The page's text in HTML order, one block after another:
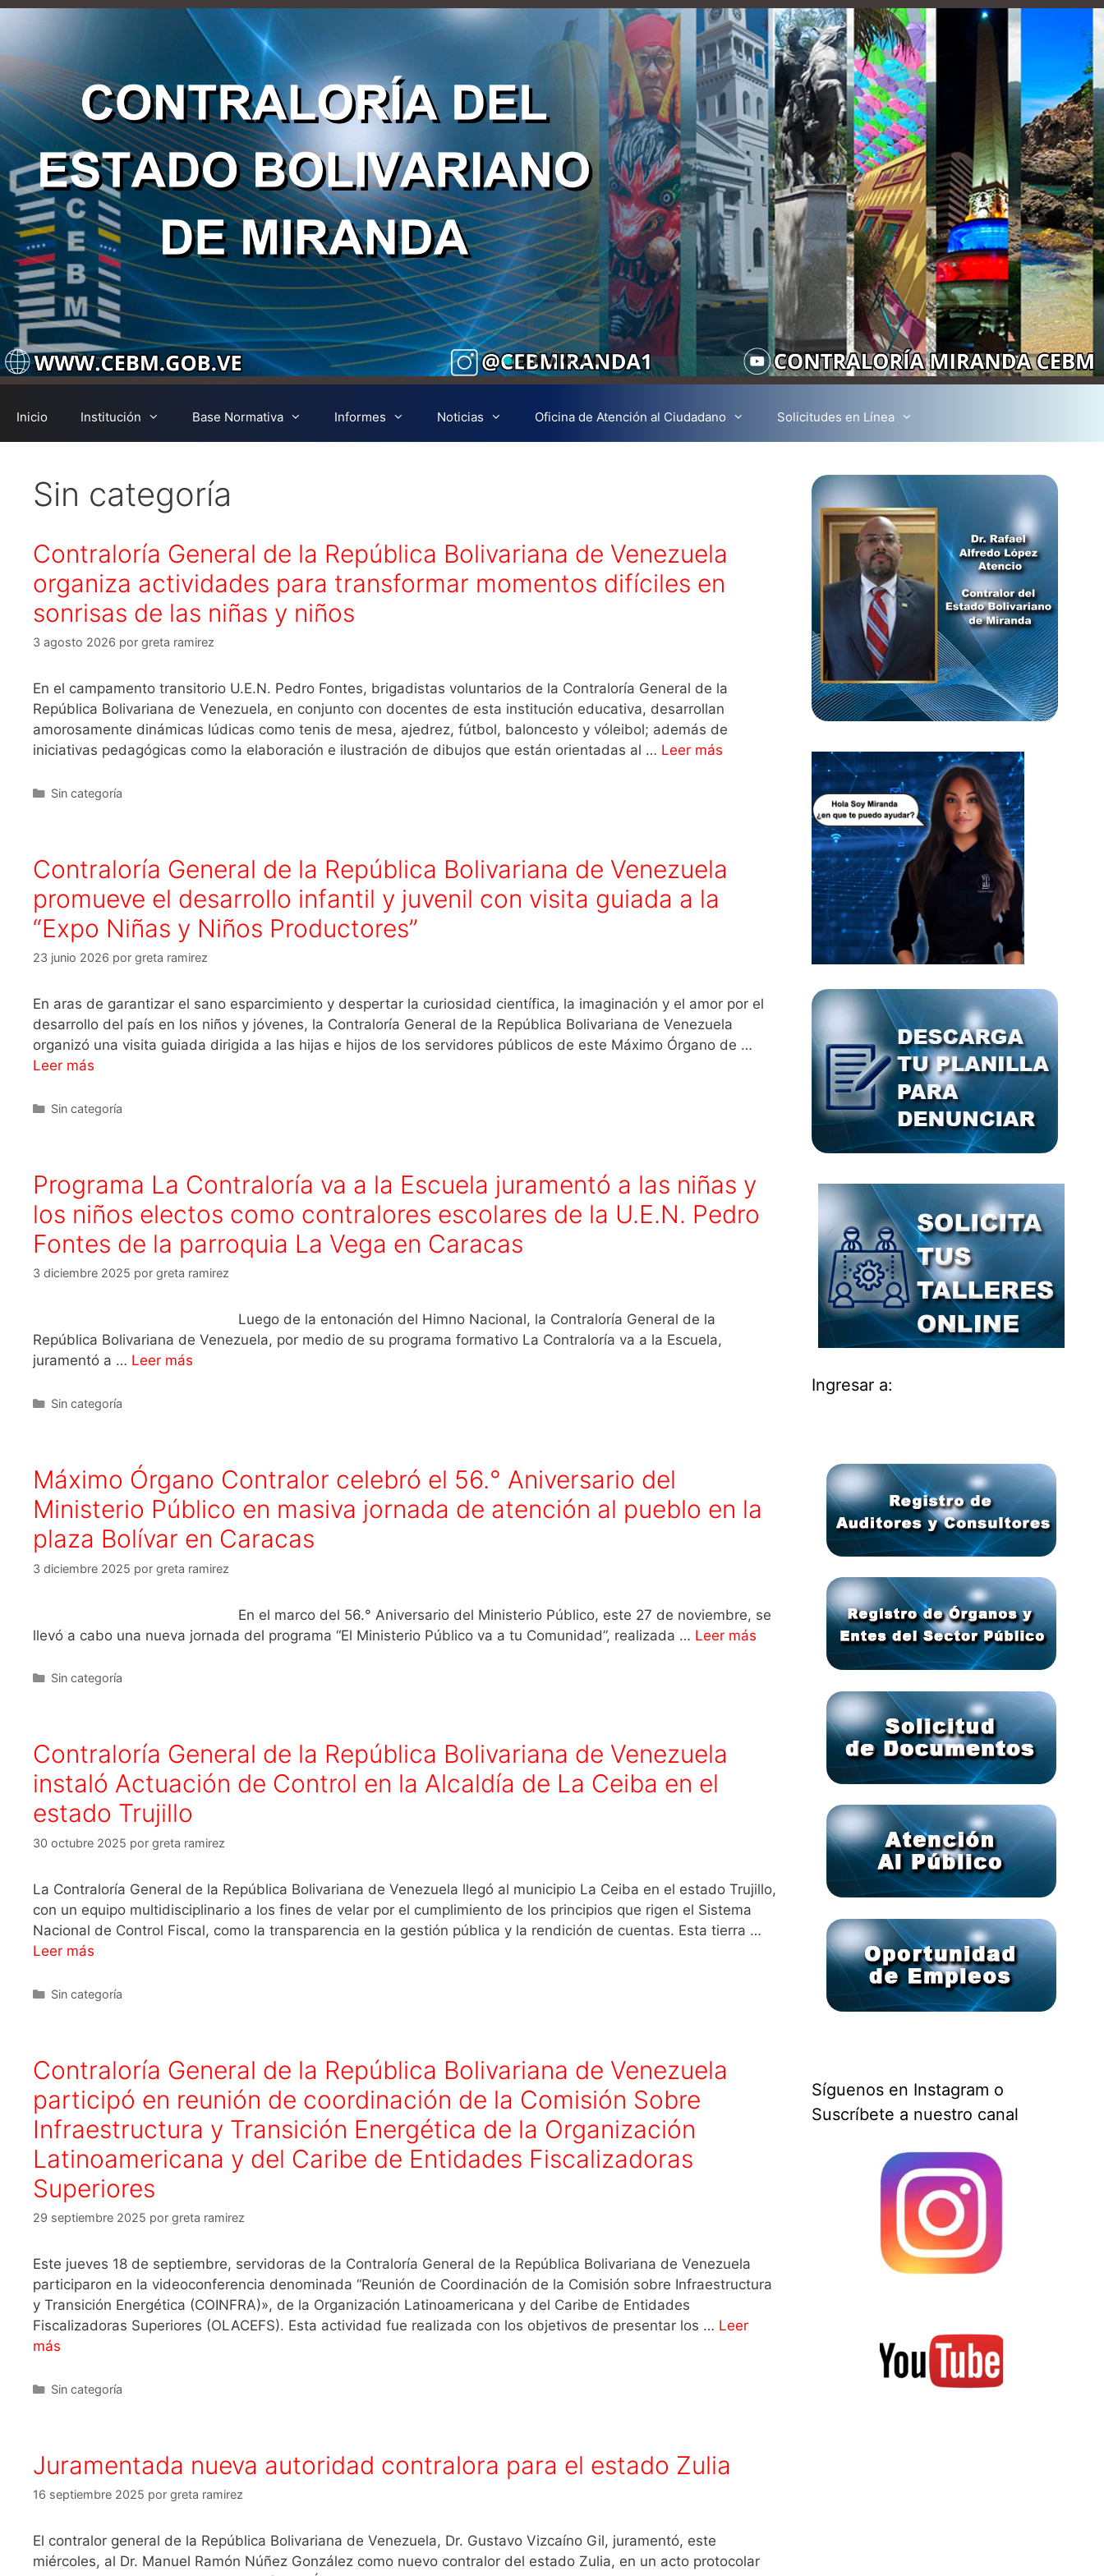
Inicio Institución Base Normativa Informes Noticias Oficina de Atención al Ciudadano Solicitudes en Línea
Sin categoría
Contraloría General de la República Bolivariana de Venezuela
organiza actividades para transformar momentos difíciles en
sonrisas de las niñas y niños
3 agosto 2026 por greta ramirez
En el campamento transitorio U.E.N. Pedro Fontes, brigadistas voluntarios de la Contraloría General de la
República Bolivariana de Venezuela, en conjunto con docentes de esta institución educativa, desarrollan
amorosamente dinámicas lúdicas como tenis de mesa, ajedrez, fútbol, baloncesto y vóleibol; además de
iniciativas pedagógicas como la elaboración e ilustración de dibujos que están orientadas al … Leer más
Sin categoría
Contraloría General de la República Bolivariana de Venezuela
promueve el desarrollo infantil y juvenil con visita guiada a la
“Expo Niñas y Niños Productores”
23 junio 2026 por greta ramirez
En aras de garantizar el sano esparcimiento y despertar la curiosidad científica, la imaginación y el amor por el
desarrollo del país en los niños y jóvenes, la Contraloría General de la República Bolivariana de Venezuela
organizó una visita guiada dirigida a las hijas e hijos de los servidores públicos de este Máximo Órgano de …
Leer más
Sin categoría
Programa La Contraloría va a la Escuela juramentó a las niñas y
los niños electos como contralores escolares de la U.E.N. Pedro
Fontes de la parroquia La Vega en Caracas
3 diciembre 2025 por greta ramirez
Luego de la entonación del Himno Nacional, la Contraloría General de la
República Bolivariana de Venezuela, por medio de su programa formativo La Contraloría va a la Escuela,
juramentó a … Leer más
Sin categoría
Máximo Órgano Contralor celebró el 56.° Aniversario del
Ministerio Público en masiva jornada de atención al pueblo en la
plaza Bolívar en Caracas
3 diciembre 2025 por greta ramirez
En el marco del 56.° Aniversario del Ministerio Público, este 27 de noviembre, se
llevó a cabo una nueva jornada del programa “El Ministerio Público va a tu Comunidad”, realizada … Leer más
Sin categoría
Contraloría General de la República Bolivariana de Venezuela
instaló Actuación de Control en la Alcaldía de La Ceiba en el
estado Trujillo
30 octubre 2025 por greta ramirez
La Contraloría General de la República Bolivariana de Venezuela llegó al municipio La Ceiba en el estado Trujillo,
con un equipo multidisciplinario a los fines de velar por el cumplimiento de los principios que rigen el Sistema
Nacional de Control Fiscal, como la transparencia en la gestión pública y la rendición de cuentas. Esta tierra …
Leer más
Sin categoría
Contraloría General de la República Bolivariana de Venezuela
participó en reunión de coordinación de la Comisión Sobre
Infraestructura y Transición Energética de la Organización
Latinoamericana y del Caribe de Entidades Fiscalizadoras
Superiores
29 septiembre 2025 por greta ramirez
Este jueves 18 de septiembre, servidoras de la Contraloría General de la República Bolivariana de Venezuela
participaron en la videoconferencia denominada “Reunión de Coordinación de la Comisión sobre Infraestructura
y Transición Energética (COINFRA)», de la Organización Latinoamericana y del Caribe de Entidades
Fiscalizadoras Superiores (OLACEFS). Esta actividad fue realizada con los objetivos de presentar los … Leer
más
Sin categoría
Juramentada nueva autoridad contralora para el estado Zulia
16 septiembre 2025 por greta ramirez
El contralor general de la República Bolivariana de Venezuela, Dr. Gustavo Vizcaíno Gil, juramentó, este
miércoles, al Dr. Manuel Ramón Núñez González como nuevo contralor del estado Zulia, en un acto protocolar
Ingresar a:
Síguenos en Instagram o
Suscríbete a nuestro canal